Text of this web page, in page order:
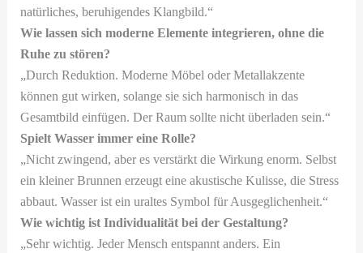
natürliches, beruhigendes Klangbild.“
Wie lassen sich moderne Elemente integrieren, ohne die
Ruhe zu stören?
„Durch Reduktion. Moderne Möbel oder Metallakzente
können gut wirken, solange sie sich harmonisch in das
Gesamtbild einfügen. Der Raum sollte nicht überladen sein.“
Spielt Wasser immer eine Rolle?
„Nicht zwingend, aber es verstärkt die Wirkung enorm. Selbst
ein kleiner Brunnen erzeugt eine akustische Kulisse, die Stress
abbaut. Wasser ist ein uraltes Symbol für Ausgeglichenheit.“
Wie wichtig ist Individualität bei der Gestaltung?
„Sehr wichtig. Jeder Mensch entspannt anders. Ein